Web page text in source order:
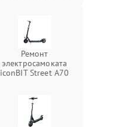
Ремонт
электросамоката
iconBIT Street A70